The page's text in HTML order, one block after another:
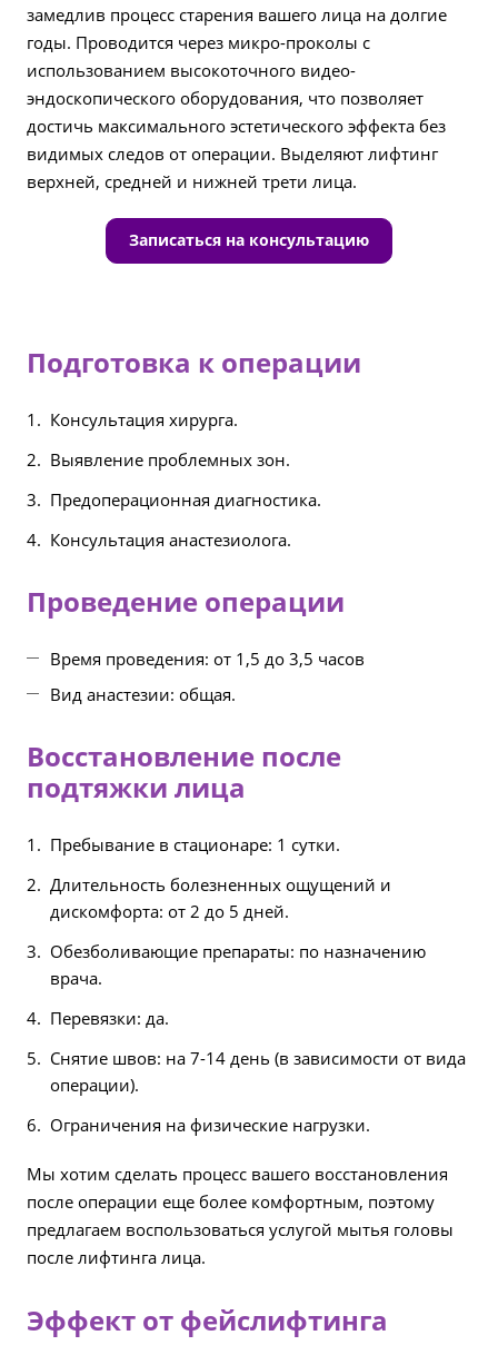
замедлив процесс старения вашего лица на долгие
годы. Проводится через микро-проколы с
использованием высокоточного видео-
эндоскопического оборудования, что позволяет
достичь максимального эстетического эффекта без
видимых следов от операции. Выделяют лифтинг
верхней, средней и нижней трети лица.
Записаться на консультацию
Подготовка к операции
Консультация хирурга.
Выявление проблемных зон.
Предоперационная диагностика.
Консультация анастезиолога.
Проведение операции
Время проведения: от 1,5 до 3,5 часов
Вид анастезии: общая.
Восстановление после
подтяжки лица
Пребывание в стационаре: 1 сутки.
Длительность болезненных ощущений и
дискомфорта: от 2 до 5 дней.
Обезболивающие препараты: по назначению
врача.
Перевязки: да.
Снятие швов: на 7-14 день (в зависимости от вида
операции).
Ограничения на физические нагрузки.
Мы хотим сделать процесс вашего восстановления
после операции еще более комфортным, поэтому
предлагаем воспользоваться услугой мытья головы
после лифтинга лица.
Эффект от фейслифтинга